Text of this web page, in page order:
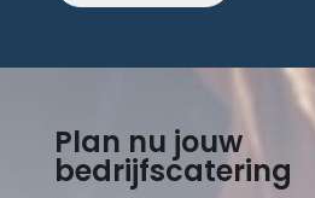
Plan nu jouw
bedrijfscatering